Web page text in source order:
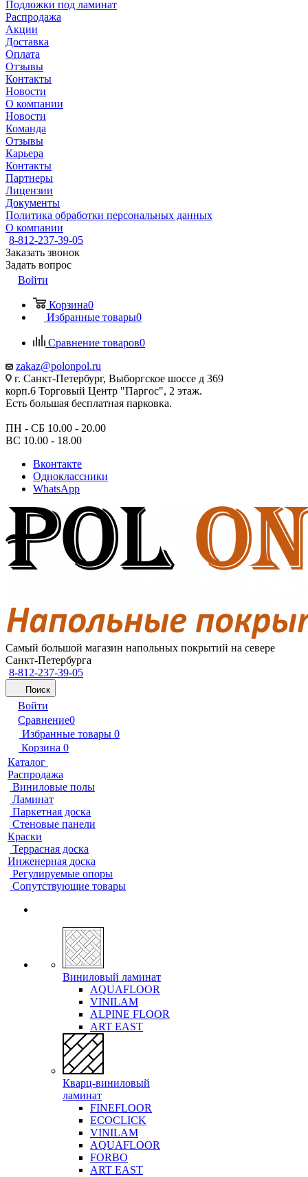
Подложки под ламинат
Распродажа
Акции
Доставка
Оплата
Отзывы
Контакты
Новости
О компании
Новости
Команда
Отзывы
Карьера
Контакты
Партнеры
Лицензии
Документы
Политика обработки персональных данных
О компании
8-812-237-39-05
Заказать звонок
Задать вопрос
Войти
Корзина0
Избранные товары0
Сравнение товаров0
zakaz@polonpol.ru
г. Санкт-Петербург, Выборгское шоссе д 369
корп.6 Торговый Центр "Паргос", 2 этаж.
Есть большая бесплатная парковка.
ПН - СБ 10.00 - 20.00
ВС 10.00 - 18.00
Вконтакте
Одноклассники
WhatsApp
Самый большой магазин напольных покрытий на севере
Санкт-Петербурга
8-812-237-39-05
Поиск
Войти
Сравнение0
Избранные товары 0
Корзина 0
Каталог
Распродажа
Виниловые полы
Ламинат
Паркетная доска
Стеновые панели
Краски
Террасная доска
Инженерная доска
Регулируемые опоры
Сопутствующие товары
Виниловый ламинат
AQUAFLOOR
VINILAM
ALPINE FLOOR
ART EAST
Кварц-виниловый
ламинат
FINEFLOOR
ECOCLICK
VINILAM
AQUAFLOOR
FORBO
ART EAST